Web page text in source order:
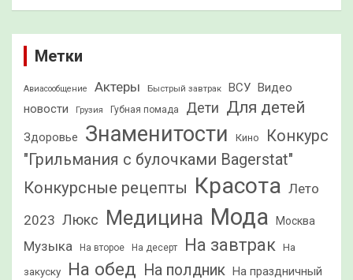
Метки
Авиасообщение Актеры Быстрый завтрак ВСУ Видео
новости
Грузия Губная помада Дети Для детей
Здоровье Знаменитости Кино
Конкурс
"Грильмания с булочками Bagerstat"
Конкурсные рецепты Красота Лето
2023 Люкс Медицина Мода Москва
Музыка На второе На десерт На завтрак На
закуску На обед На полдник На праздничный